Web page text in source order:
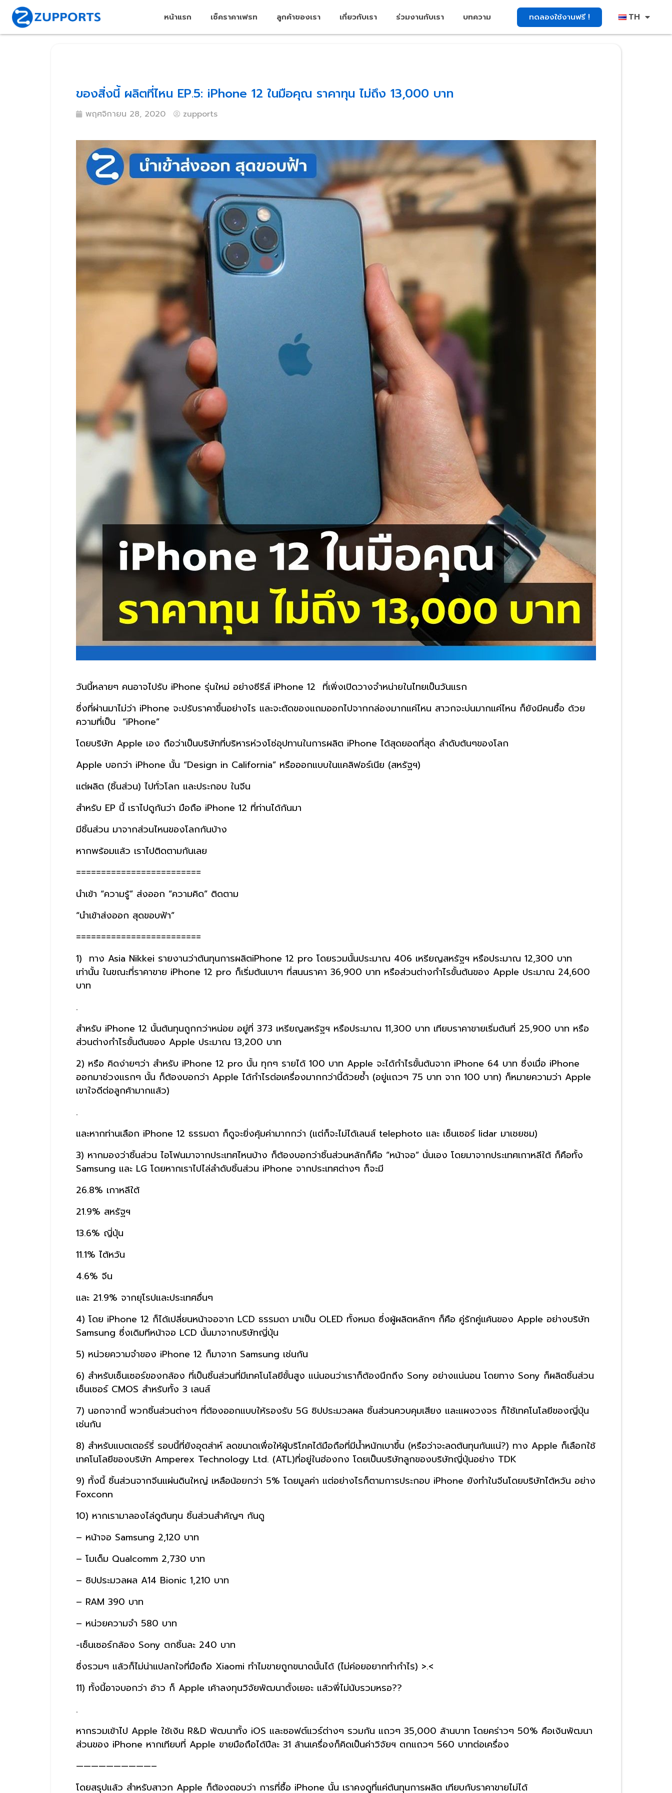
หน้าแรก เช็คราคาเฟรท ลูกค้าของเรา เกี่ยวกับเรา ร่วมงานกับเรา บทความ ทดลองใช้งานฟรี ! TH
ของสิ่งนี้ ผลิตที่ไหน EP.5: iPhone 12 ในมือคุณ ราคาทุน ไม่ถึง 13,000 บาท
พฤศจิกายน 28, 2020 zupports
วันนี้หลายๆ คนอาจไปรับ iPhone รุ่นใหม่ อย่างซีรีส์ iPhone 12 ที่เพิ่งเปิดวางจำหน่ายในไทยเป็นวันแรก
ซึ่งที่ผ่านมาไม่ว่า iPhone จะปรับราคาขึ้นอย่างไร และจะตัดของแถมออกไปจากกล่องมากแค่ไหน สาวกจะบ่นมากแค่ไหน ก็ยังมีคนซื้อ ด้วย
ความที่เป็น “iPhone”
โดยบริษัท Apple เอง ถือว่าเป็นบริษัทที่บริหารห่วงโซ่อุปทานในการผลิต iPhone ได้สุดยอดที่สุด ลำดับต้นๆของโลก
Apple บอกว่า iPhone นั้น “Design in California” หรือออกแบบในแคลิฟอร์เนีย (สหรัฐฯ)
แต่ผลิต (ชิ้นส่วน) ไปทั่วโลก และประกอบ ในจีน
สำหรับ EP นี้ เราไปดูกันว่า มือถือ iPhone 12 ที่ท่านได้กันมา
มีชิ้นส่วน มาจากส่วนไหนของโลกกันบ้าง
หากพร้อมแล้ว เราไปติดตามกันเลย
=========================
นำเข้า “ความรู้” ส่งออก “ความคิด” ติดตาม
“นำเข้าส่งออก สุดขอบฟ้า”
=========================
1) ทาง Asia Nikkei รายงานว่าต้นทุนการผลิตiPhone 12 pro โดยรวมนั้นประมาณ 406 เหรียญสหรัฐฯ หรือประมาณ 12,300 บาท
เท่านั้น ในขณะที่ราคาขาย iPhone 12 pro ก็เริ่มต้นเบาๆ ที่สนนราคา 36,900 บาท หรือส่วนต่างกำไรขั้นต้นของ Apple ประมาณ 24,600
บาท
.
สำหรับ iPhone 12 นั้นต้นทุนถูกกว่าหน่อย อยู่ที่ 373 เหรียญสหรัฐฯ หรือประมาณ 11,300 บาท เทียบราคาขายเริ่มต้นที่ 25,900 บาท หรือ
ส่วนต่างกำไรขั้นต้นของ Apple ประมาณ 13,200 บาท
2) หรือ คิดง่ายๆว่า สำหรับ iPhone 12 pro นั้น ทุกๆ รายได้ 100 บาท Apple จะได้กำไรขั้นต้นจาก iPhone 64 บาท ซึ่งเมื่อ iPhone
ออกมาช่วงแรกๆ นั้น ก็ต้องบอกว่า Apple ได้กำไรต่อเครื่องมากกว่านี้ด้วยซ้ำ (อยู่แถวๆ 75 บาท จาก 100 บาท) ก็หมายความว่า Apple
เขาใจดีต่อลูกค้ามากแล้ว)
.
และหากท่านเลือก iPhone 12 ธรรมดา ก็ดูจะยิ่งคุ้มค่ามากกว่า (แต่ก็จะไม่ได้เลนส์ telephoto และ เซ็นเซอร์ lidar มาเชยชม)
3) หากมองว่าชิ้นส่วน ไอโฟนมาจากประเทศไหนบ้าง ก็ต้องบอกว่าชิ้นส่วนหลักก็คือ “หน้าจอ” นั่นเอง โดยมาจากประเทศเกาหลีใต้ ก็คือทั้ง
Samsung และ LG โดยหากเราไปไล่ลำดับชิ้นส่วน iPhone จากประเทศต่างๆ ก็จะมี
26.8% เกาหลีใต้
21.9% สหรัฐฯ
13.6% ญี่ปุ่น
11.1% ไต้หวัน
4.6% จีน
และ 21.9% จากยุโรปและประเทศอื่นๆ
4) โดย iPhone 12 ก็ได้เปลี่ยนหน้าจอจาก LCD ธรรมดา มาเป็น OLED ทั้งหมด ซึ่งผู้ผลิตหลักๆ ก็คือ คู่รักคู่แค้นของ Apple อย่างบริษัท
Samsung ซึ่งเดิมทีหน้าจอ LCD นั้นมาจากบริษัทญี่ปุ่น
5) หน่วยความจำของ iPhone 12 ก็มาจาก Samsung เช่นกัน
6) สำหรับเซ็นเซอร์ของกล้อง ที่เป็นชิ้นส่วนที่มีเทคโนโลยีขั้นสูง แน่นอนว่าเราก็ต้องนึกถึง Sony อย่างแน่นอน โดยทาง Sony ก็ผลิตชิ้นส่วน
เซ็นเซอร์ CMOS สำหรับทั้ง 3 เลนส์
7) นอกจากนี้ พวกชิ้นส่วนต่างๆ ที่ต้องออกแบบให้รองรับ 5G ชิปประมวลผล ชิ้นส่วนควบคุมเสียง และแผงวงจร ก็ใช้เทคโนโลยีของญี่ปุ่น
เช่นกัน
8) สำหรับแบตเตอร์รี่ รอบนี้ที่ยังอุตส่าห์ ลดขนาดเพื่อให้ผู้บริโภคได้มือถือที่มีน้ำหนักเบาขึ้น (หรือว่าจะลดต้นทุนกันแน่?) ทาง Apple ก็เลือกใช้
เทคโนโลยีของบริษัท Amperex Technology Ltd. (ATL)ที่อยู่ในฮ่องกง โดยเป็นบริษัทลูกของบริษัทญี่ปุ่นอย่าง TDK
9) ทั้งนี้ ชิ้นส่วนจากจีนแผ่นดินใหญ่ เหลือน้อยกว่า 5% โดยมูลค่า แต่อย่างไรก็ตามการประกอบ iPhone ยังทำในจีนโดยบริษัทไต้หวัน อย่าง
Foxconn
10) หากเรามาลองไล่ดูต้นทุน ชิ้นส่วนสำคัญๆ กันดู
– หน้าจอ Samsung 2,120 บาท
– โมเด็ม Qualcomm 2,730 บาท
– ชิปประมวลผล A14 Bionic 1,210 บาท
– RAM 390 บาท
– หน่วยความจำ 580 บาท
-เซ็นเซอร์กล้อง Sony ตกชิ้นละ 240 บาท
ซึ่งรวมๆ แล้วก็ไม่น่าแปลกใจที่มือถือ Xiaomi ทำไมขายถูกขนาดนั้นได้ (ไม่ค่อยอยากทำกำไร) >.<
11) ทั้งนี้อาจบอกว่า อ้าว ก็ Apple เค้าลงทุนวิจัยพัฒนาตั้งเยอะ แล้วพี่ไม่นับรวมหรอ??
.
หากรวมเข้าไป Apple ใช้เงิน R&D พัฒนาทั้ง iOS และซอฟต์แวร์ต่างๆ รวมกัน แถวๆ 35,000 ล้านบาท โดยคร่าวๆ 50% คือเงินพัฒนา
ส่วนของ iPhone หากเทียบที่ Apple ขายมือถือได้ปีละ 31 ล้านเครื่องก็คิดเป็นค่าวิจัยฯ ตกแถวๆ 560 บาทต่อเครื่อง
——————————–
โดยสรุปแล้ว สำหรับสาวก Apple ก็ต้องตอบว่า การที่ซื้อ iPhone นั้น เราคงดูที่แค่ต้นทุนการผลิต เทียบกับราคาขายไม่ได้